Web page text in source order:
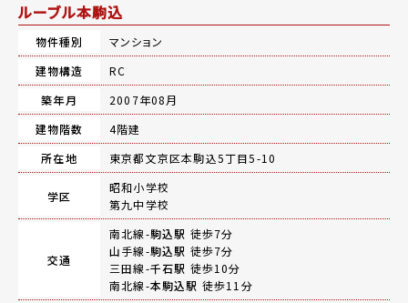
ルーブル本駒込
物件種別
マンション
建物構造
RC
築年月
2007年08月
建物階数
4階建
所在地
東京都文京区本駒込5丁目5-10
学区
昭和小学校
第九中学校
交通
南北線-駒込駅 徒歩7分
山手線-駒込駅 徒歩7分
三田線-千石駅 徒歩10分
南北線-本駒込駅 徒歩11分